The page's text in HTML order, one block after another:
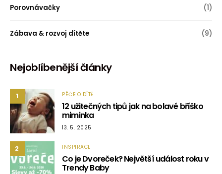
Porovnávačky (1)
Zábava & rozvoj dítěte (9)
Nejoblíbenější články
1 PÉČE O DÍTĚ
12 užitečných tipů jak na bolavé bříško
miminka
13. 5. 2025
2 INSPIRACE
Co je Dvoreček? Největší událost roku v
Trendy Baby